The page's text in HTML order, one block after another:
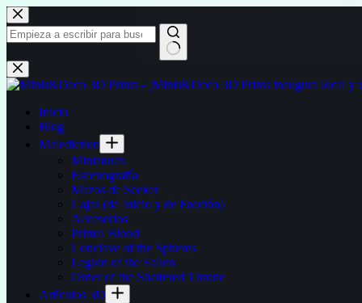
Saltar
al
contenido
Sin
resultados
Inicio
Blog
Malediction
Miniaturas
Escenografía
Mazos de Seeker
Cajas (de Inicio y de Facción)
Accesorios
Primal Blood
Conclave of the Spheres
Legion of the Fallen
Order of the Shattered Throne
Artículos 3D